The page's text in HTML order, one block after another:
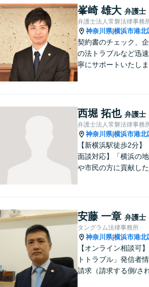
り】負債総額数億円の
立ての実績あり【完全
【青葉台駅1分】【複
在籍】
峯崎 雄大 弁護士
弁護士法人常磐法律事務
神奈川県|横浜市港北
契約書のチェック、
の法トラブルなど迅
寧にサポートいたしま
西堀 拓也 弁護士
弁護士法人常磐法律事務
神奈川県|横浜市港北
【新横浜駅徒歩2分】
面談対応】「横浜の
や市民の方に貢献した
トができるよう全力を
ます。事務所一丸とな
律トラブルの解決を
す。
安藤 一章 弁護士
タングラム法律事務所
神奈川県|横浜市港北
【オンライン相談可
トトラブル」発信者
請求（請求する側/さ